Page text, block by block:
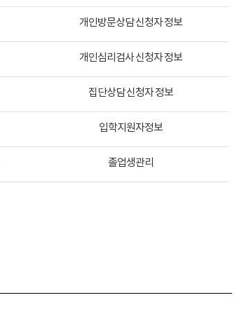
개인방문상담 신청자 정보
개인심리검사 신청자 정보
집단상담 신청자 정보
입학지원자정보
졸업생관리